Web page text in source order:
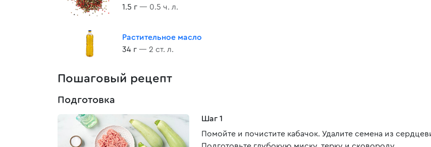
1.5 г — 0.5 ч. л.
Растительное масло
34 г — 2 ст. л.
Пошаговый рецепт
Подготовка
Шаг 1
Помойте и почистите кабачок. Удалите семена из